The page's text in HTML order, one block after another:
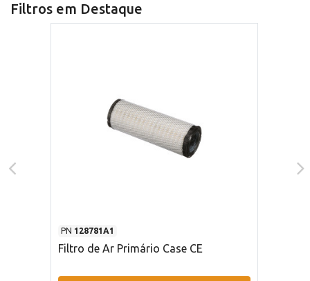
Filtros em Destaque
PN 128781A1
Filtro de Ar Primário Case CE